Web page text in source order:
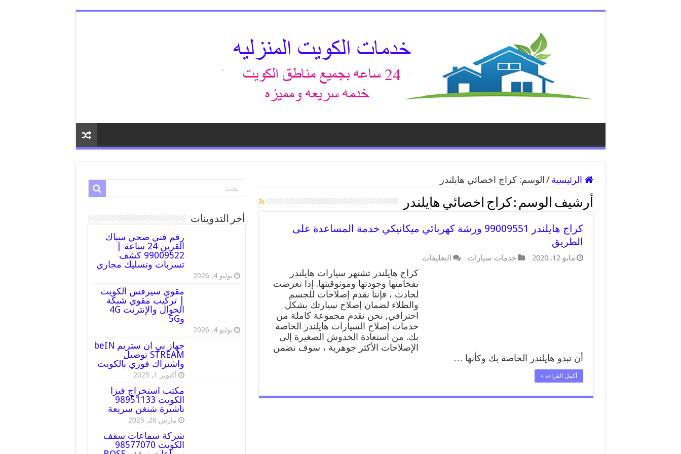
الرئيسية / الوسم:كراج اخصائي هايلندر
أرشيف الوسم : كراج اخصائي هايلندر
كراج هايلندر 99009551 ورشة كهربائي ميكانيكي خدمة المساعدة على
الطريق
مايو 12, 2020 خدمات سيارات التعليقات
كراج هايلندر تشتهر سيارات هايلندر
بفخامتها وجودتها وموثوقيتها. إذا تعرضت
لحادث ، فإننا نقدم إصلاحات للجسم
والطلاء لضمان إصلاح سيارتك بشكل
احترافي, نحن نقدم مجموعة كاملة من
خدمات إصلاح السيارات هايلندر الخاصة
بك. من استعادة الخدوش الصغيرة إلى
الإصلاحات الأكثر جوهرية ، سوف نضمن
أن تبدو هايلندر الخاصة بك وكأنها …
أكمل القراءة »
أخر التدوينات
رقم فني صحي سباك
القرين 24 ساعة |
99009522 كشف
تسربات وتسليك مجاري
يوليو 4, 2026
مقوي سيرفس الكويت
| تركيب مقوي شبكة
الجوال والإنترنت 4G
و5G
يوليو 4, 2026
جهاز بي ان ستريم beIN
STREAM توصيل
واشتراك فوري بالكويت
أكتوبر 1, 2025
مكتب استخراج فيزا
الكويت 98951133
تاشيرة شنغن سريعة
مارس 26, 2025
شركة سماعات سقف
الكويت 98577070